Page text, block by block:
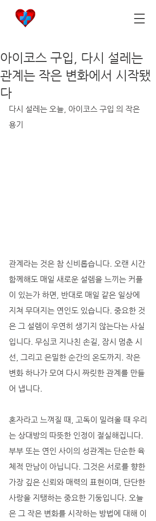
아이코스 구입, 다시 설레는
관계는 작은 변화에서 시작됐
다
다시 설레는 오늘, 아이코스 구입 의 작은
용기
관계라는 것은 참 신비롭습니다. 오랜 시간
함께해도 매일 새로운 설렘을 느끼는 커플
이 있는가 하면, 반대로 매일 같은 일상에
지쳐 무뎌지는 연인도 있습니다. 중요한 것
은 그 설렘이 우연히 생기지 않는다는 사실
입니다. 무심코 지나친 손길, 잠시 멈춘 시
선, 그리고 은밀한 순간의 온도까지. 작은
변화 하나가 모여 다시 짜릿한 관계를 만들
어 냅니다.
혼자라고 느껴질 때, 고독이 밀려올 때 우리
는 상대방의 따뜻한 인정이 절실해집니다.
부부 또는 연인 사이의 성관계는 단순한 육
체적 만남이 아닙니다. 그것은 서로를 향한
가장 깊은 신뢰와 매력의 표현이며, 단단한
사랑을 지탱하는 중요한 기둥입니다. 오늘
은 그 작은 변화를 시작하는 방법에 대해 이